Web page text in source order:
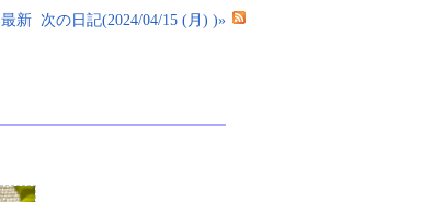
最新 次の日記(2024/04/15 (月) )»